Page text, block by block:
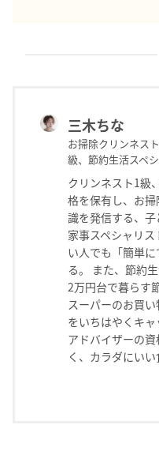
三木ちな
お掃除クリンネス
級、節約生活スペ
クリンネスト1級
格を保有し、お
識を発信する、
家事スペシャリ
い人でも「簡単
る。 また、節約
2万円台で暮らす
スーパーのお買
をいちはやくキ
アドバイザーの
く、カラダにいい